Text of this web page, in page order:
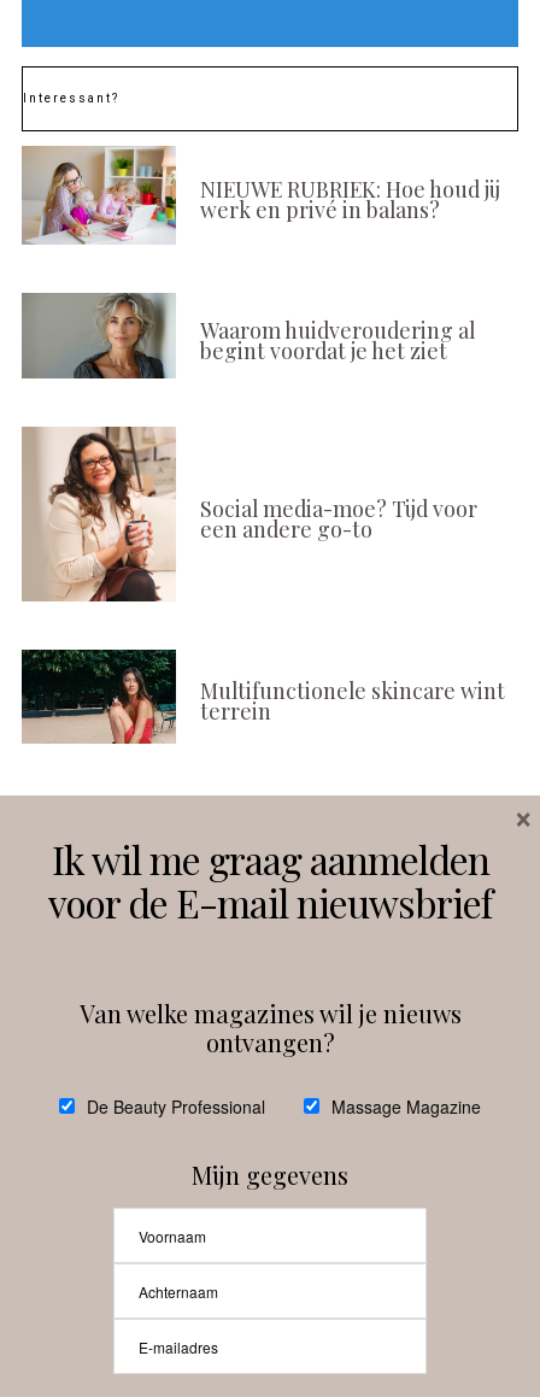
Interessant?
NIEUWE RUBRIEK: Hoe houd jij
werk en privé in balans?
Waarom huidveroudering al
begint voordat je het ziet
Social media-moe? Tijd voor
een andere go-to
Multifunctionele skincare wint
terrein
Instagram Facebook
debeautyprofessional
Beauty-Pro.nl
Ik wil me graag aanmelden
voor de E-mail nieuwsbrief
Van welke magazines wil je nieuws
ontvangen?
De Beauty Professional Massage Magazine
Mijn gegevens
×